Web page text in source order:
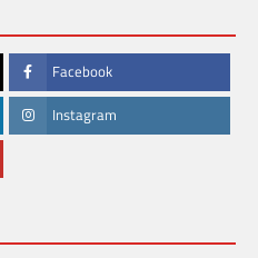
Facebook
Instagram